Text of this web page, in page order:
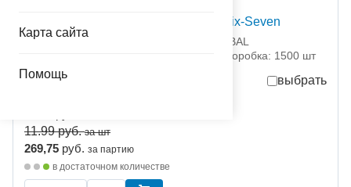
Карта сайта
Помощь
Шар с рисунком 14" Six-Seven
1103-3414 Белбал / BELBAL
партия поставки: 25 шт коробка: 1500 шт
выбрать
11.99руб. за шт
269,75 руб. за партию
в достаточном количестве